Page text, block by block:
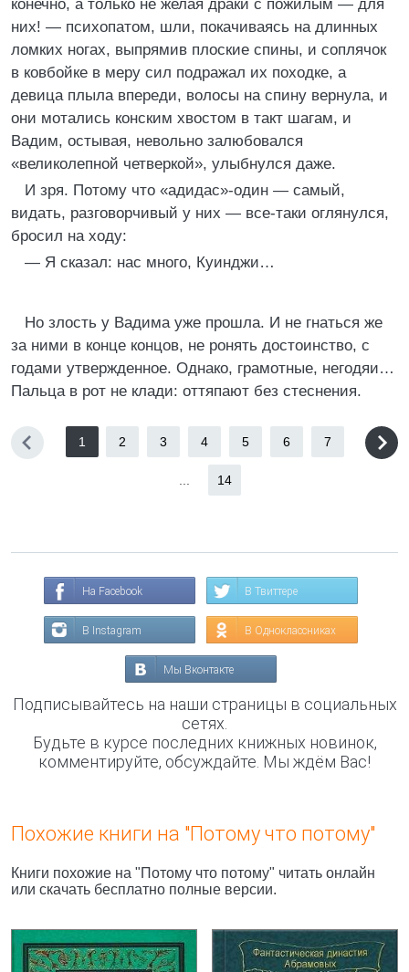
конечно, а только не желая драки с пожилым — для
них! — психопатом, шли, покачиваясь на длинных
ломких ногах, выпрямив плоские спины, и соплячок
в ковбойке в меру сил подражал их походке, а
девица плыла впереди, волосы на спину вернула, и
они мотались конским хвостом в такт шагам, и
Вадим, остывая, невольно залюбовался
«великолепной четверкой», улыбнулся даже.
И зря. Потому что «адидас»-один — самый,
видать, разговорчивый у них — все-таки оглянулся,
бросил на ходу:
— Я сказал: нас много, Куинджи…
Но злость у Вадима уже прошла. И не гнаться же
за ними в конце концов, не ронять достоинство, с
годами утвержденное. Однако, грамотные, негодяи…
Пальца в рот не клади: оттяпают без стеснения.
1 2 3 4 5 6 7
14
На Facebook В Твиттере
В Instagram В Одноклассниках
Мы Вконтакте
Подписывайтесь на наши страницы в социальных
сетях.
Будьте в курсе последних книжных новинок,
комментируйте, обсуждайте. Мы ждём Вас!
Похожие книги на "Потому что потому"
Книги похожие на "Потому что потому" читать онлайн
или скачать бесплатно полные версии.